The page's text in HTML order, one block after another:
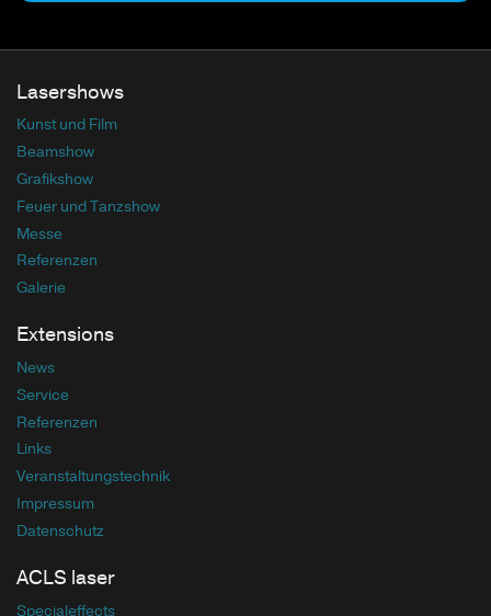
Lasershows
Kunst und Film
Beamshow
Grafikshow
Feuer und Tanzshow
Messe
Referenzen
Galerie
Extensions
News
Service
Referenzen
Links
Veranstaltungstechnik
Impressum
Datenschutz
ACLS laser
Specialeffects